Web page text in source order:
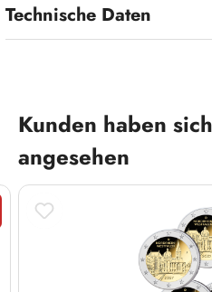
Technische Daten
Produktgalerie überspringen
Kunden haben
angesehen